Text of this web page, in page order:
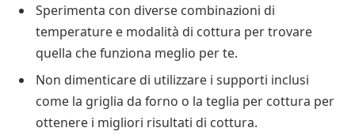
Sperimenta con diverse combinazioni di
temperature e modalità di cottura per trovare
quella che funziona meglio per te.
Non dimenticare di utilizzare i supporti inclusi
come la griglia da forno o la teglia per cottura per
ottenere i migliori risultati di cottura.